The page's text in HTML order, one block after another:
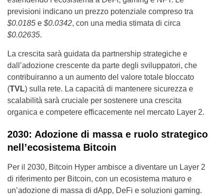
previsioni indicano un prezzo potenziale compreso tra
$0.0185 e $0.0342, con una media stimata di circa
$0.02635.
La crescita sarà guidata da partnership strategiche e
dall’adozione crescente da parte degli sviluppatori, che
contribuiranno a un aumento del valore totale bloccato
(TVL) sulla rete. La capacità di mantenere sicurezza e
scalabilità sarà cruciale per sostenere una crescita
organica e competere efficacemente nel mercato Layer 2.
2030: Adozione di massa e ruolo strategico
nell’ecosistema Bitcoin
Per il 2030, Bitcoin Hyper ambisce a diventare un Layer 2
di riferimento per Bitcoin, con un ecosistema maturo e
un’adozione di massa di dApp, DeFi e soluzioni gaming.